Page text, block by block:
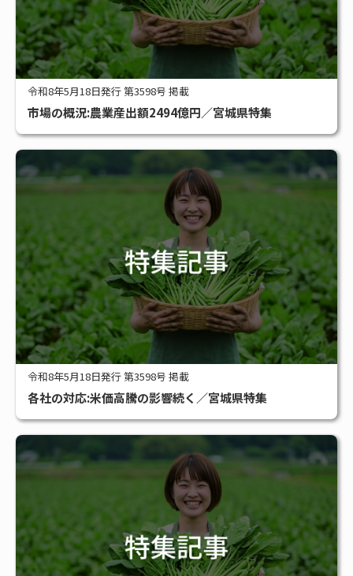
令和8年5月18日発行 第3598号 掲載
市場の概況:農業産出額2494億円／宮城県特集
令和8年5月18日発行 第3598号 掲載
各社の対応:米価高騰の影響続く／宮城県特集